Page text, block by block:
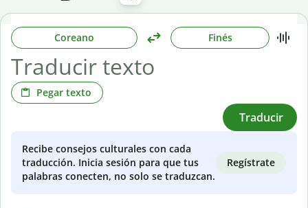
Coreano Finés
Pegar texto
Traducir
Recibe consejos culturales con cada
traducción. Inicia sesión para que tus
palabras conecten, no solo se traduzcan.
Regístrate